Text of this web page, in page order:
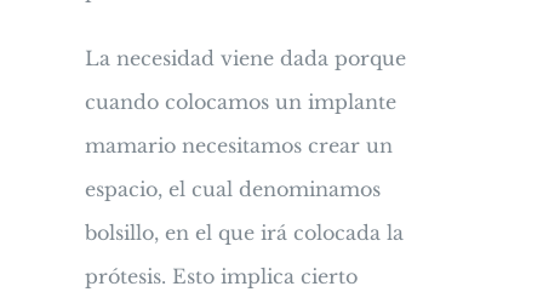
La necesidad viene dada porque
cuando colocamos un implante
mamario necesitamos crear un
espacio, el cual denominamos
bolsillo, en el que irá colocada la
prótesis. Esto implica cierto